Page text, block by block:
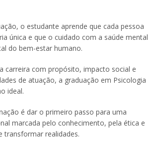
o estudante aprende que cada pessoa
única e que o cuidado com a saúde mental
do bem-estar humano.
carreira com propósito, impacto social e
de atuação, a graduação em Psicologia
ideal.
é dar o primeiro passo para uma
marcada pelo conhecimento, pela ética e
transformar realidades.